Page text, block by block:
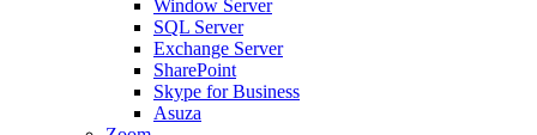
Window Server
SQL Server
Exchange Server
SharePoint
Skype for Business
Asuza